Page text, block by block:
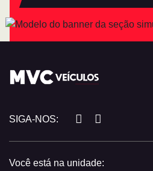
SIGA-NOS:
Você está na unidade: